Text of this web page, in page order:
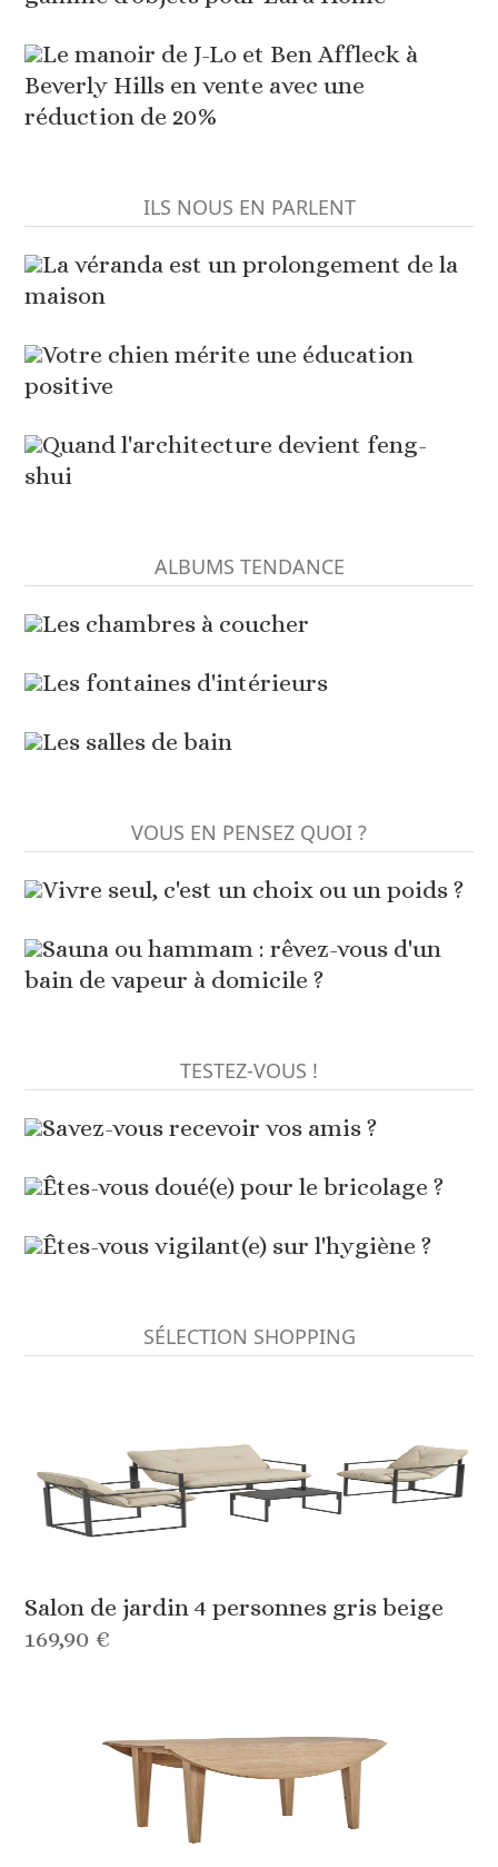
Le manoir de J-Lo et Ben Affleck à
Beverly Hills en vente avec une
réduction de 20%
ILS NOUS EN PARLENT
La véranda est un prolongement de la
maison
Votre chien mérite une éducation
positive
Quand l'architecture devient feng-
shui
ALBUMS TENDANCE
Les chambres à coucher
Les fontaines d'intérieurs
Les salles de bain
VOUS EN PENSEZ QUOI ?
Vivre seul, c'est un choix ou un poids ?
Sauna ou hammam : rêvez-vous d'un
bain de vapeur à domicile ?
TESTEZ-VOUS !
Savez-vous recevoir vos amis ?
Êtes-vous doué(e) pour le bricolage ?
Êtes-vous vigilant(e) sur l'hygiène ?
SÉLECTION SHOPPING
Salon de jardin 4 personnes gris beige
169,90 €